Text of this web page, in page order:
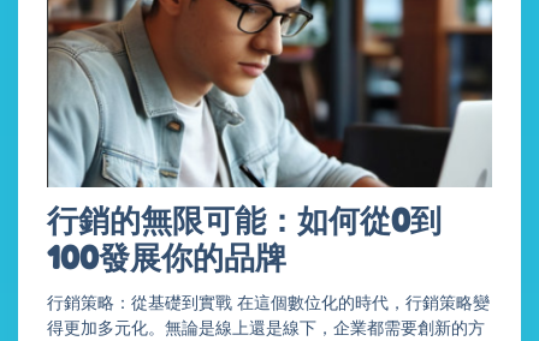
行銷的無限可能：如何從0到
100發展你的品牌
行銷策略：從基礎到實戰 在這個數位化的時代，行銷策略變
得更加多元化。無論是線上還是線下，企業都需要創新的方